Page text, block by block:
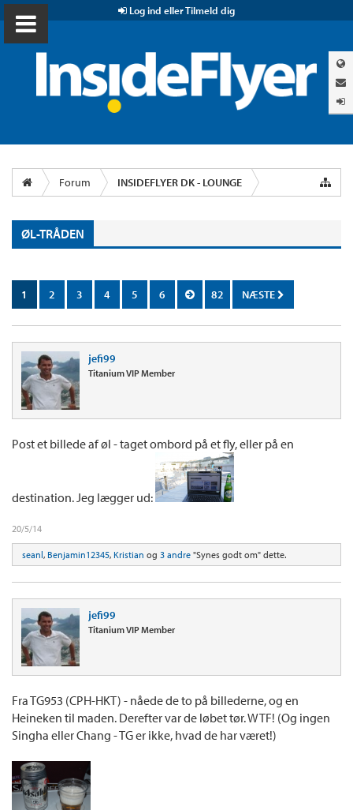
Log ind eller Tilmeld dig
Forum INSIDEFLYER DK - LOUNGE
ØL-TRÅDEN
1 2 3 4 5 6 82 NÆSTE
jefi99
Titanium VIP Member
Post et billede af øl - taget ombord på et fly, eller på en
destination. Jeg lægger ud:
20/5/14
seanl, Benjamin12345, Kristian og 3 andre "Synes godt om" dette.
jefi99
Titanium VIP Member
Fra TG953 (CPH-HKT) - nåede de to på billederne, og en
Heineken til maden. Derefter var de løbet tør. WTF! (Og ingen
Singha eller Chang - TG er ikke, hvad de har været!)